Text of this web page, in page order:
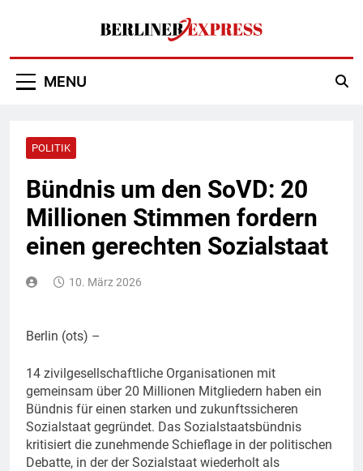
Berliner Express
MENU
POLITIK
Bündnis um den SoVD: 20
Millionen Stimmen fordern
einen gerechten Sozialstaat
10. März 2026
Berlin (ots) –
14 zivilgesellschaftliche Organisationen mit
gemeinsam über 20 Millionen Mitgliedern haben ein
Bündnis für einen starken und zukunftssicheren
Sozialstaat gegründet. Das Sozialstaatsbündnis
kritisiert die zunehmende Schieflage in der politischen
Debatte, in der der Sozialstaat wiederholt als